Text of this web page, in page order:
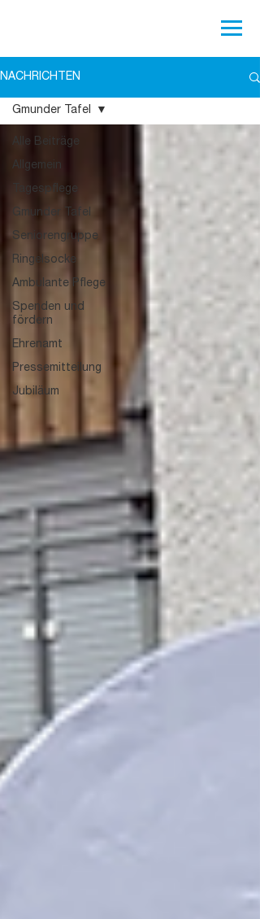
NACHRICHTEN
Alle Beiträge
Allgemein
Tagespflege
Gmunder Tafel
Seniorengruppe
Ringelsocke
Ambulante Pflege
Spenden und
fördern
Ehrenamt
Pressemitteilung
Jubiläum
Gmunder Tafel